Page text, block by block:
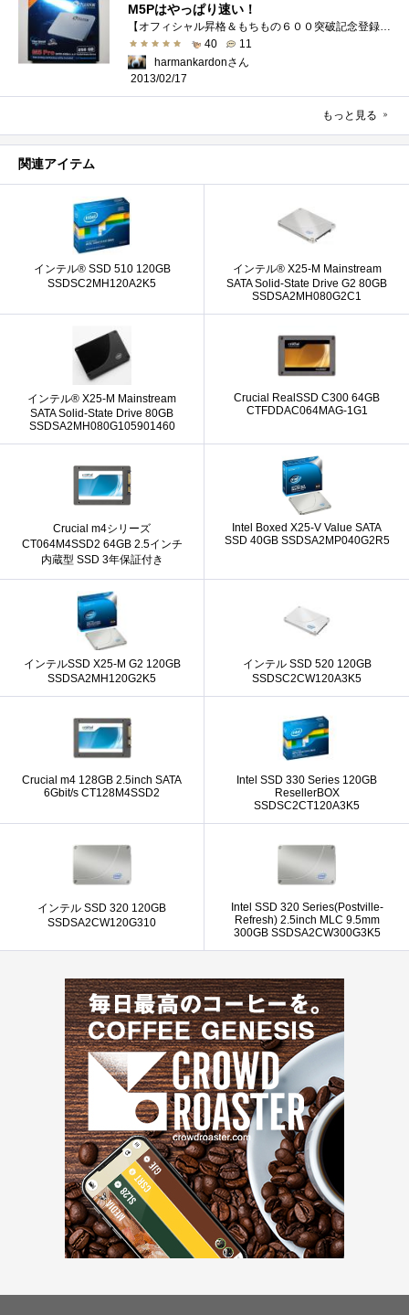
M5Pはやっぱり速い！
40
11
harmankardonさん
2013/02/17
もっと見る
関連アイテム
インテル® SSD 510 120GB
SSDSC2MH120A2K5
インテル® X25-M Mainstream
SATA Solid-State Drive G2 80GB
SSDSA2MH080G2C1
インテル® X25-M Mainstream
SATA Solid-State Drive 80GB
SSDSA2MH080G105901460
Crucial RealSSD C300 64GB
CTFDDAC064MAG-1G1
Crucial m4シリーズ
CT064M4SSD2 64GB 2.5インチ
内蔵型 SSD 3年保証付き
Intel Boxed X25-V Value SATA
SSD 40GB SSDSA2MP040G2R5
インテルSSD X25-M G2 120GB
SSDSA2MH120G2K5
インテル SSD 520 120GB
SSDSC2CW120A3K5
Crucial m4 128GB 2.5inch SATA
6Gbit/s CT128M4SSD2
Intel SSD 330 Series 120GB
ResellerBOX
SSDSC2CT120A3K5
インテル SSD 320 120GB
SSDSA2CW120G310
Intel SSD 320 Series(Postville-
Refresh) 2.5inch MLC 9.5mm
300GB SSDSA2CW300G3K5